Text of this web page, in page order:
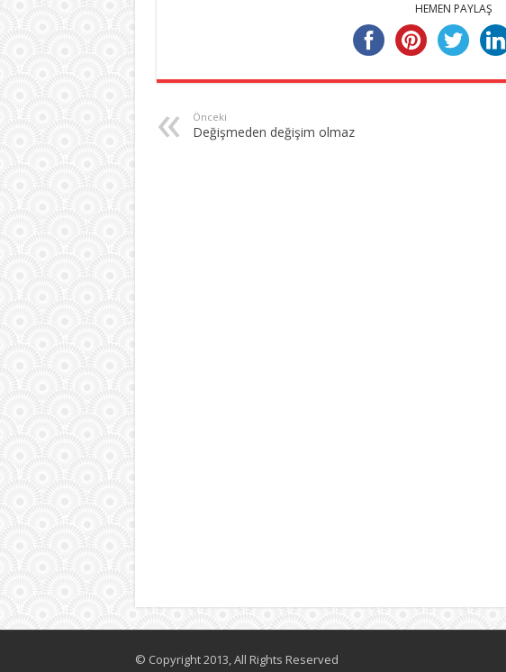
HEMEN PAYLAŞ
Önceki
Değişmeden değişim olmaz
© Copyright 2013, All Rights Reserved